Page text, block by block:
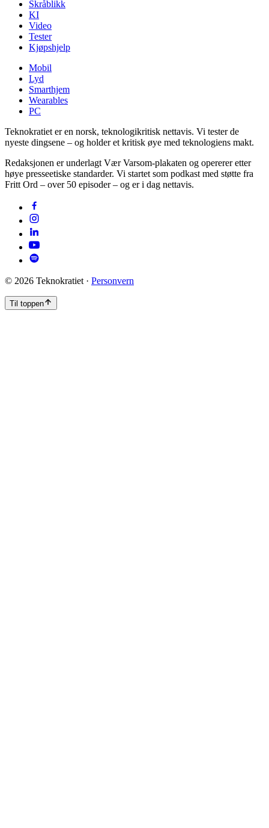
Skråblikk
KI
Video
Tester
Kjøpshjelp
Mobil
Lyd
Smarthjem
Wearables
PC
Teknokratiet er en norsk, teknologikritisk nettavis. Vi tester de
nyeste dingsene – og holder et kritisk øye med teknologiens makt.
Redaksjonen er underlagt Vær Varsom-plakaten og opererer etter
høye presseetiske standarder. Vi startet som podkast med støtte fra
Fritt Ord – over 50 episoder – og er i dag nettavis.
© 2026 Teknokratiet · Personvern
Til toppen